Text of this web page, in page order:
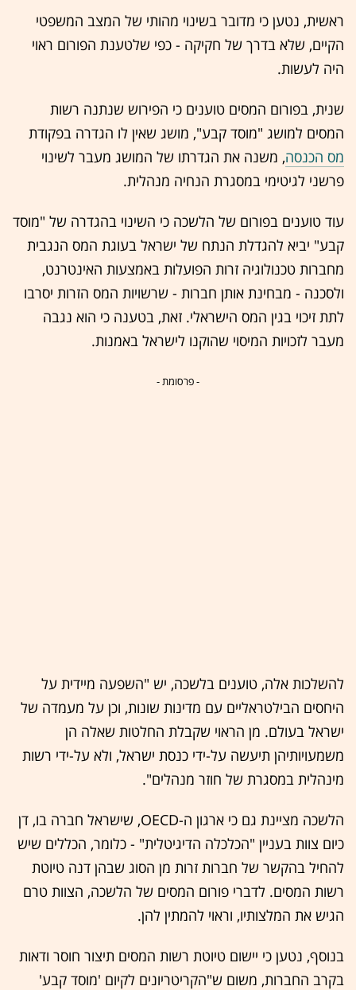
ראשית, נטען כי מדובר בשינוי מהותי של המצב המשפטי
הקיים, שלא בדרך של חקיקה - כפי שלטענת הפורום ראוי
היה לעשות.
שנית, בפורום המסים טוענים כי הפירוש שנתנה רשות
המסים למושג "מוסד קבע", מושג שאין לו הגדרה בפקודת
מס הכנסה, משנה את הגדרתו של המושג מעבר לשינוי
פרשני לגיטימי במסגרת הנחיה מנהלית.
עוד טוענים בפורום של הלשכה כי השינוי בהגדרה של "מוסד
קבע" יביא להגדלת הנתח של ישראל בעוגת המס הנגבית
מחברות טכנולוגיה זרות הפועלות באמצעות האינטרנט,
ולסכנה - מבחינת אותן חברות - שרשויות המס הזרות יסרבו
לתת זיכוי בגין המס הישראלי. זאת, בטענה כי הוא נגבה
מעבר לזכויות המיסוי שהוקנו לישראל באמנות.
- פרסומת -
להשלכות אלה, טוענים בלשכה, יש "השפעה מיידית על
היחסים הבילטראליים עם מדינות שונות, וכן על מעמדה של
ישראל בעולם. מן הראוי שקבלת החלטות שאלה הן
משמעויותיהן תיעשה על-ידי כנסת ישראל, ולא על-ידי רשות
מינהלית במסגרת של חוזר מנהלים".
הלשכה מציינת גם כי ארגון ה-OECD, שישראל חברה בו, דן
כיום צוות בעניין "הכלכלה הדיגיטלית" - כלומר, הכללים שיש
להחיל בהקשר של חברות זרות מן הסוג שבהן דנה טיוטת
רשות המסים. לדברי פורום המסים של הלשכה, הצוות טרם
הגיש את המלצותיו, וראוי להמתין להן.
בנוסף, נטען כי יישום טיוטת רשות המסים תיצור חוסר ודאות
בקרב החברות, משום ש"הקריטריונים לקיום 'מוסד קבע'